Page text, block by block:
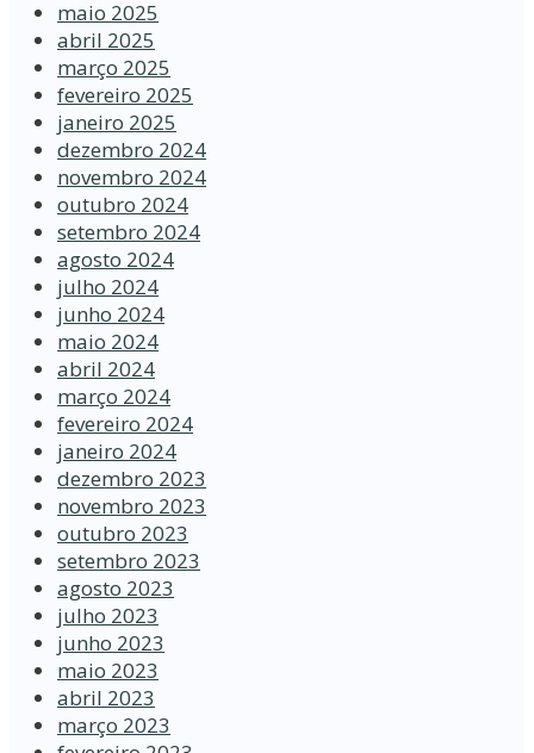
maio 2025
abril 2025
março 2025
fevereiro 2025
janeiro 2025
dezembro 2024
novembro 2024
outubro 2024
setembro 2024
agosto 2024
julho 2024
junho 2024
maio 2024
abril 2024
março 2024
fevereiro 2024
janeiro 2024
dezembro 2023
novembro 2023
outubro 2023
setembro 2023
agosto 2023
julho 2023
junho 2023
maio 2023
abril 2023
março 2023